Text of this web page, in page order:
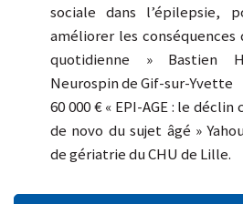
sociale dans l’épilepsie,
améliorer les conséquences
quotidienne » Bastien
Neurospin de Gif-sur-Yvette
60 000 € « EPI-AGE : le
de novo du sujet âgé »
de gériatrie du CHU de Lille.